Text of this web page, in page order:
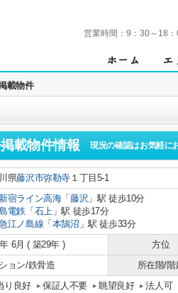
営業時間： 9：30～18
載物件
載物件情報 現況の確認はお気軽に
県藤沢市弥勒寺 １丁目5-1
宿ライン高海「藤沢 」駅 徒歩10分
電鉄 「 石上」駅 徒歩17分
江ノ島線 「 本鵠沼 」駅 徒歩33分
6月 ( 築29年 ) 方位
ョン/鉄骨造 所在階/階
り良好 保証人不要 眺望良好 法人可